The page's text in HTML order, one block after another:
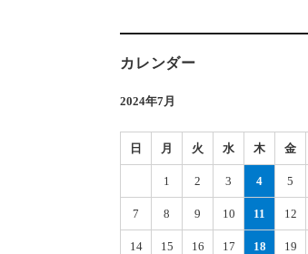
カレンダー
2024年7月
日 月 火 水 木 金
1 2 3 4 5
7 8 9 10 11 12
14 15 16 17 18 19